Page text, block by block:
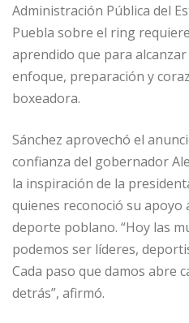
Administración Pública del
Puebla sobre el ring
aprendido que para
enfoque, preparación y
boxeadora.
Sánchez aprovechó el
confianza del gobernador
la inspiración de la
quienes reconoció su apoyo
deporte poblano. “Hoy las
podemos ser líderes,
Cada paso que damos abre
detrás”, afirmó.